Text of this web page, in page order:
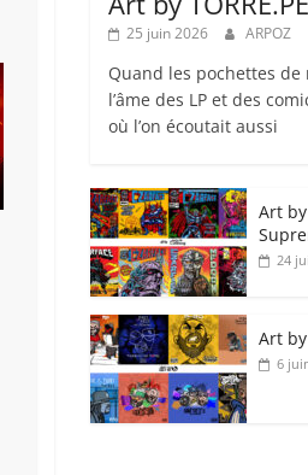
25 juin 2026 ARPOZ
Quand les pochettes
l’âme des LP et des
où l’on écoutait aussi
Art
24
Art by
6